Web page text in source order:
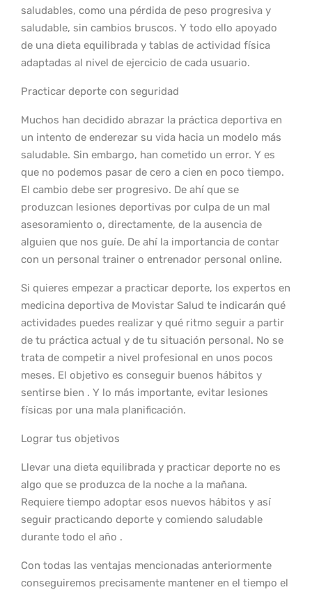
saludables, como una pérdida de peso progresiva y
saludable, sin cambios bruscos. Y todo ello apoyado
de una dieta equilibrada y tablas de actividad física
adaptadas al nivel de ejercicio de cada usuario.
Practicar deporte con seguridad
Muchos han decidido abrazar la práctica deportiva en
un intento de enderezar su vida hacia un modelo más
saludable. Sin embargo, han cometido un error. Y es
que no podemos pasar de cero a cien en poco tiempo.
El cambio debe ser progresivo. De ahí que se
produzcan lesiones deportivas por culpa de un mal
asesoramiento o, directamente, de la ausencia de
alguien que nos guíe. De ahí la importancia de contar
con un personal trainer o entrenador personal online.
Si quieres empezar a practicar deporte, los expertos en
medicina deportiva de Movistar Salud te indicarán qué
actividades puedes realizar y qué ritmo seguir a partir
de tu práctica actual y de tu situación personal. No se
trata de competir a nivel profesional en unos pocos
meses. El objetivo es conseguir buenos hábitos y
sentirse bien . Y lo más importante, evitar lesiones
físicas por una mala planificación.
Lograr tus objetivos
Llevar una dieta equilibrada y practicar deporte no es
algo que se produzca de la noche a la mañana.
Requiere tiempo adoptar esos nuevos hábitos y así
seguir practicando deporte y comiendo saludable
durante todo el año .
Con todas las ventajas mencionadas anteriormente
conseguiremos precisamente mantener en el tiempo el